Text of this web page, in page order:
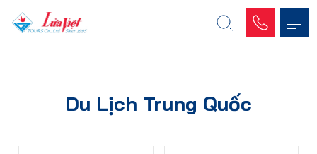
Du Lịch Trung Quốc